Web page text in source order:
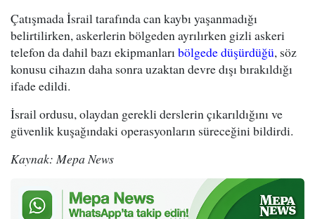
Çatışmada İsrail tarafında can kaybı yaşanmadığı
belirtilirken, askerlerin bölgeden ayrılırken gizli askeri
telefon da dahil bazı ekipmanlarıbölgede düşürdüğü, söz
konusu cihazın daha sonra uzaktan devre dışı bırakıldığı
ifade edildi.
İsrail ordusu, olaydan gerekli derslerin çıkarıldığını ve
güvenlik kuşağındaki operasyonların süreceğini bildirdi.
Kaynak: Mepa News